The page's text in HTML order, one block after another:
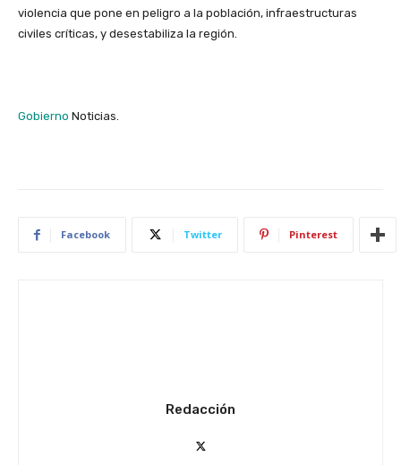
violencia que pone en peligro a la población, infraestructuras
civiles críticas, y desestabiliza la región.​
Gobierno Noticias.
Facebook Twitter Pinterest
Redacción